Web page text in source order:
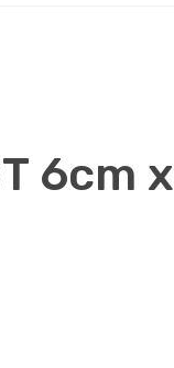
6cm x